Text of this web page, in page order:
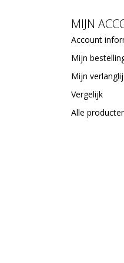
MIJN
Account
Mijn
Mijn
Vergelijk
Alle